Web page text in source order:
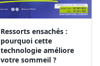
Ressorts ensachés :
pourquoi cette
technologie améliore
votre sommeil ?